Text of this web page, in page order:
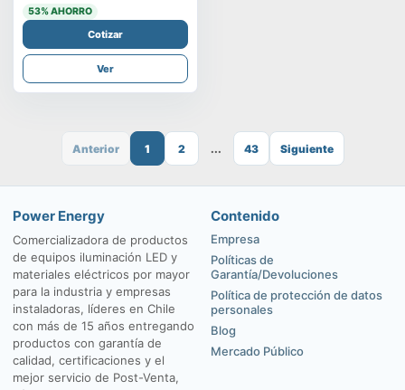
53% AHORRO
Cotizar
Ver
Anterior 1 2 ... 43 Siguiente
Power Energy
Comercializadora de productos
de equipos iluminación LED y
materiales eléctricos por mayor
para la industria y empresas
instaladoras, líderes en Chile
con más de 15 años entregando
productos con garantía de
calidad, certificaciones y el
mejor servicio de Post-Venta,
Contenido
Empresa
Políticas de
Garantía/Devoluciones
Política de protección de datos
personales
Blog
Mercado Público